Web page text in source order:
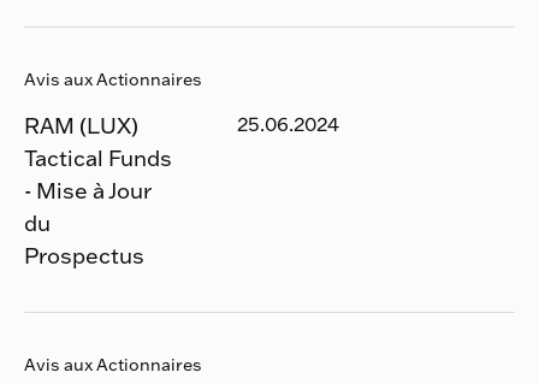
Avis aux Actionnaires
RAM (LUX)
Tactical Funds
- Mise à Jour
du
Prospectus
25.06.2024
Avis aux Actionnaires